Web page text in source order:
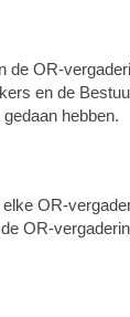
de OR-
en de
hebben.
OR-
OR-